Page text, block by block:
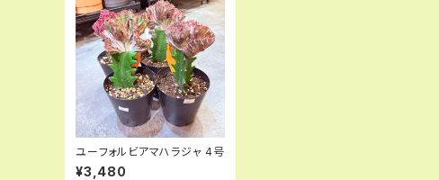
ユーフォルビアマハラジャ 4号
¥3,480